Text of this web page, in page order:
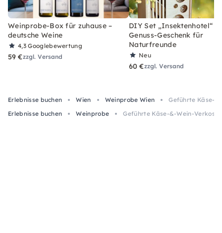
Weinprobe-Box für zuhause –
deutsche Weine
4,3Googlebewertung
59 €zzgl. Versand
DIY Set „Insektenhotel“ –
Genuss-Geschenk für
Naturfreunde
Neu
60 €zzgl. Versand
Erlebnisse buchen Wien Weinprobe Wien
Geführte Käse-
Erlebnisse buchen
Weinprobe Geführte Käse-&-Wein-